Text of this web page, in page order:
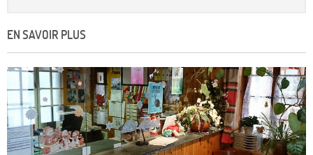
EN SAVOIR PLUS